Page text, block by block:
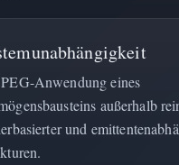
Anwendung eines
außerhalb
und